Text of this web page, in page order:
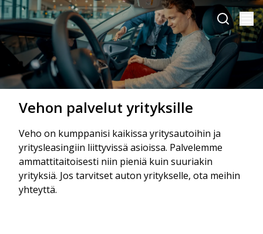
Vehon palvelut yrityksille
Veho on kumppanisi kaikissa yritysautoihin ja
yritysleasingiin liittyvissä asioissa. Palvelemme
ammattitaitoisesti niin pieniä kuin suuriakin
yrityksiä. Jos tarvitset auton yritykselle, ota meihin
yhteyttä.